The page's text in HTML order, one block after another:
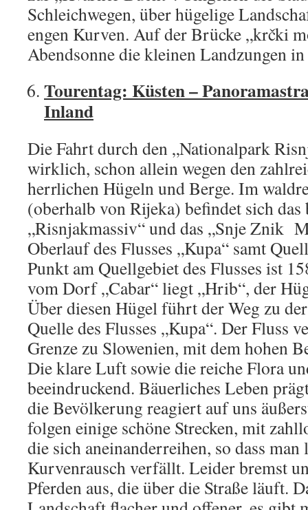
Schleichwegen, über hügelige
engen Kurven. Auf der Brücke „krčki
Abendsonne die kleinen Landzungen
Tourentag: Küsten –
Inland
Die Fahrt durch den „Nationalpark
wirklich, schon allein wegen den
herrlichen Hügeln und Berge. Im
(oberhalb von Rijeka) befindet sich das
„Risnjakmassiv“ und das „Snje Znik
Oberlauf des Flusses „Kupa“ samt
Punkt am Quellgebiet des Flusses ist
vom Dorf „Cabar“ liegt „Hrib“, der
Über diesen Hügel führt der Weg zu
Quelle des Flusses „Kupa“. Der Fluss
Grenze zu Slowenien, mit dem hohen
Die klare Luft sowie die reiche Flora
beeindruckend. Bäuerliches Leben
die Bevölkerung reagiert auf uns
folgen einige schöne Strecken, mit
die sich aneinanderreihen, so dass
Kurvenrausch verfällt. Leider bremst
Pferden aus, die über die Straße läuft.